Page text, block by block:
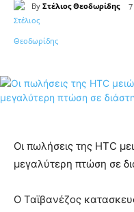
By Στέλιος Θεοδωρίδης
Οι πωλήσεις της HTC
μεγαλύτερη πτώση σε
Ο Ταϊβανέζος